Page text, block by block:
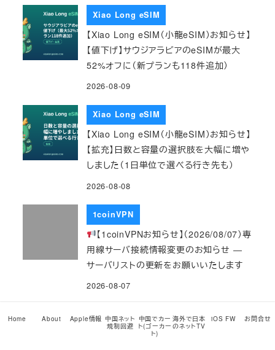
Xiao Long eSIM
【Xiao Long eSIM（小龍eSIM）お知らせ】
【値下げ】サウジアラビアのeSIMが最大
52%オフに（新プランも118件追加）
2026-08-09
Xiao Long eSIM
【Xiao Long eSIM（小龍eSIM）お知らせ】
【拡充】日数と容量の選択肢を大幅に増や
しました（1日単位で選べる行き先も）
2026-08-08
1coinVPN
【1coinVPNお知らせ】（2026/08/07）専
用線サーバ接続情報変更のお知らせ ―
サーバリストの更新をお願いいたします
2026-08-07
Xiao Long eSIM
【Xiao Long eSIM（小龍eSIM）お知らせ】
Home About Apple情報 中国ネット
規制回避
中国でカー
ト(ゴーカー
ト)
海外で日本
のネットTV
iOS FW お問合せ